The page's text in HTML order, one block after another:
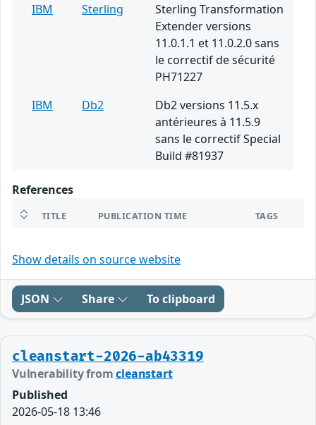
IBM
Sterling
Sterling Transformation
Extender versions
11.0.1.1 et 11.0.2.0 sans
le correctif de sécurité
PH71227
IBM
Db2
Db2 versions 11.5.x
antérieures à 11.5.9
sans le correctif Special
Build #81937
References
TITLE PUBLICATION TIME TAGS
Show details on source website
JSON Share To clipboard
cleanstart-2026-ab43319
Vulnerability fromcleanstart
Published
2026-05-18 13:46